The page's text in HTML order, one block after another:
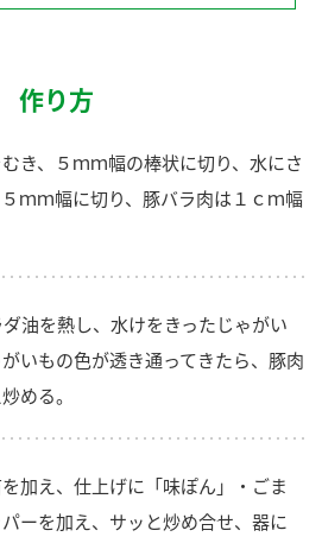
作り方
き、５ｍｍ幅の棒状に切り、水にさ
ｍｍ幅に切り、豚バラ肉は１ｃｍ幅
油を熱し、水けをきったじゃがい
いもの色が透き通ってきたら、豚肉
める。
加え、仕上げに「味ぽん」・ごま
ーを加え、サッと炒め合せ、器に